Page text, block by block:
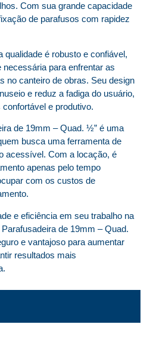
Com sua grande capacidade
de parafusos com rapidez
qualidade é robusto e confiável,
necessária para enfrentar as
no canteiro de obras. Seu design
e reduz a fadiga do usuário,
e produtivo.
de 19mm – Quad. ½” é uma
busca uma ferramenta de
acessível. Com a locação, é
apenas pelo tempo
com os custos de
e eficiência em seu trabalho na
de 19mm – Quad.
e vantajoso para aumentar
resultados mais